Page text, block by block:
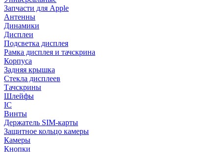
Запчасти для Apple
Антенны
Динамики
Дисплеи
Подсветка дисплея
Рамка дисплея и тачскрина
Корпуса
Задняя крышка
Стекла дисплеев
Тачскрины
Шлейфы
IC
Винты
Держатель SIM-карты
Защитное кольцо камеры
Камеры
Кнопки